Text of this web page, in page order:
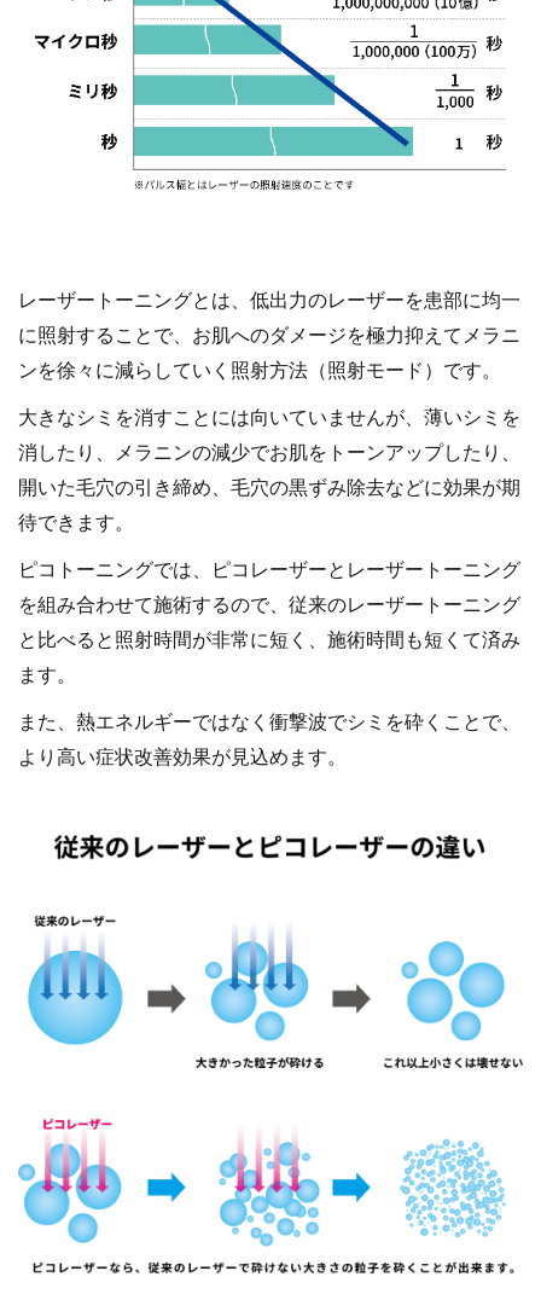
レーザートーニングとは、低出力のレーザーを患部に均一
に照射することで、お肌へのダメージを極力抑えてメラニ
ンを徐々に減らしていく照射方法（照射モード）です。
大きなシミを消すことには向いていませんが、薄いシミを
消したり、メラニンの減少でお肌をトーンアップしたり、
開いた毛穴の引き締め、毛穴の黒ずみ除去などに効果が期
待できます。
ピコトーニングでは、ピコレーザーとレーザートーニング
を組み合わせて施術するので、従来のレーザートーニング
と比べると照射時間が非常に短く、施術時間も短くて済み
ます。
また、熱エネルギーではなく衝撃波でシミを砕くことで、
より高い症状改善効果が見込めます。